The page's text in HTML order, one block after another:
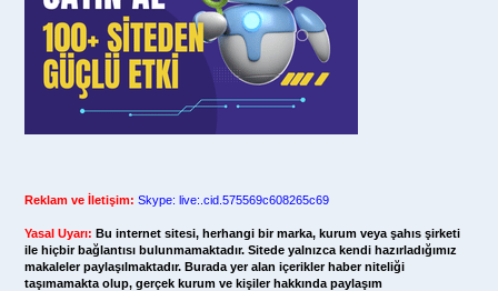
Reklam ve İletişim: Skype: live:.cid.575569c608265c69
Yasal Uyarı: Bu internet sitesi, herhangi bir marka, kurum veya şahıs şirketi
ile hiçbir bağlantısı bulunmamaktadır. Sitede yalnızca kendi hazırladığımız
makaleler paylaşılmaktadır. Burada yer alan içerikler haber niteliği
taşımamakta olup, gerçek kurum ve kişiler hakkında paylaşım